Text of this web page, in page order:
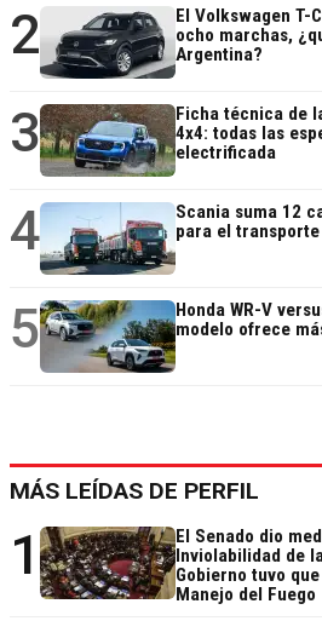
2
El Volkswagen T-
ocho marchas,
Argentina?
3
Ficha técnica de
4x4: todas las
electrificada
4
Scania suma 12
para el
5
Honda WR-V
modelo ofrece
MÁS LEÍDAS DE PERFIL
1
El Senado dio
Inviolabilidad de
Gobierno tuvo
Manejo del Fuego